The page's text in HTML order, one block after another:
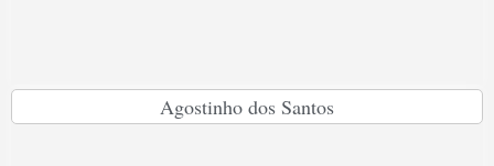
Agostinho dos Santos